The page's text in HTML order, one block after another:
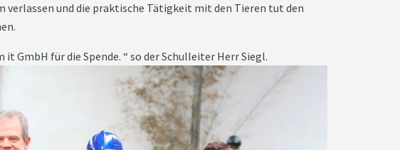
verlassen und die praktische Tätigkeit mit den Tieren tut den
GmbH für die Spende. “ so der Schulleiter Herr Siegl.